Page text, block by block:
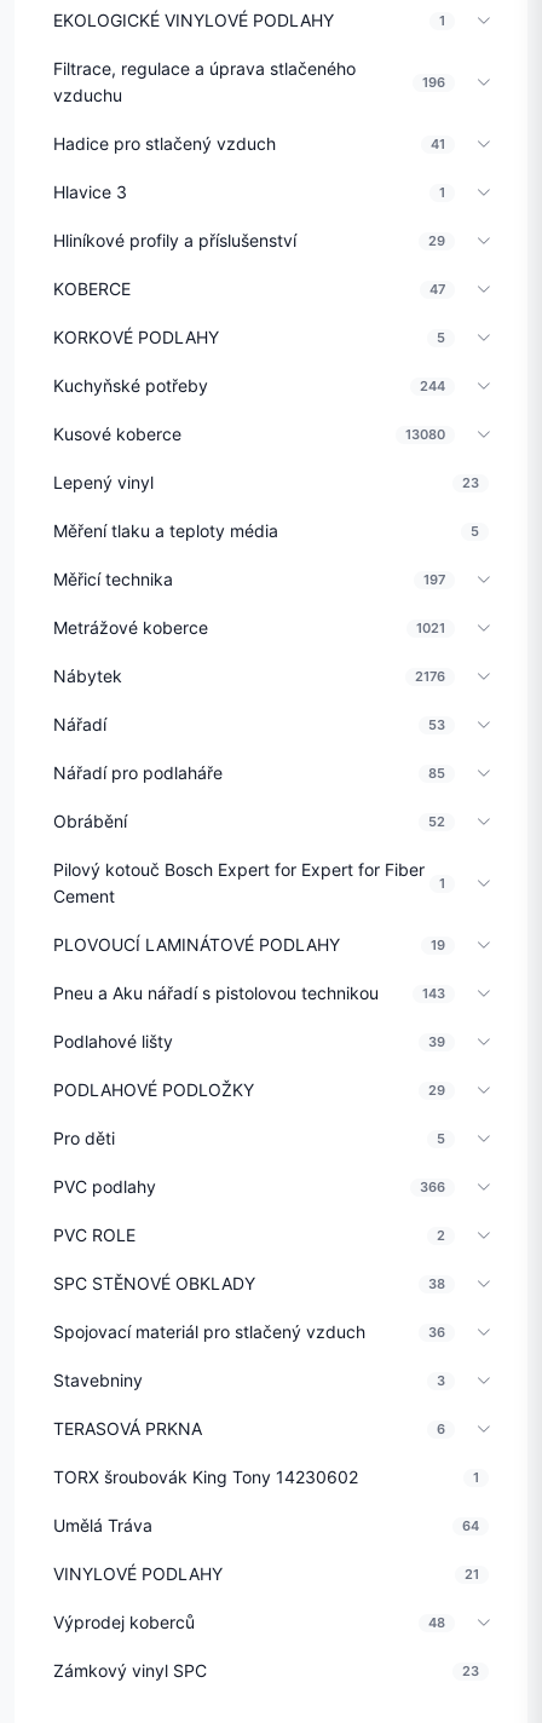
EKOLOGICKÉ VINYLOVÉ PODLAHY 1
Filtrace, regulace a úprava stlačeného
vzduchu
196
Hadice pro stlačený vzduch 41
Hlavice 3 1
Hliníkové profily a příslušenství 29
KOBERCE 47
KORKOVÉ PODLAHY 5
Kuchyňské potřeby 244
Kusové koberce 13080
Lepený vinyl 23
Měření tlaku a teploty média 5
Měřicí technika 197
Metrážové koberce 1021
Nábytek 2176
Nářadí 53
Nářadí pro podlaháře 85
Obrábění 52
Pilový kotouč Bosch Expert for Expert for Fiber
Cement
1
PLOVOUCÍ LAMINÁTOVÉ PODLAHY 19
Pneu a Aku nářadí s pistolovou technikou 143
Podlahové lišty 39
PODLAHOVÉ PODLOŽKY 29
Pro děti 5
PVC podlahy 366
PVC ROLE 2
SPC STĚNOVÉ OBKLADY 38
Spojovací materiál pro stlačený vzduch 36
Stavebniny 3
TERASOVÁ PRKNA 6
TORX šroubovák King Tony 14230602 1
Umělá Tráva 64
VINYLOVÉ PODLAHY 21
Výprodej koberců 48
Zámkový vinyl SPC 23